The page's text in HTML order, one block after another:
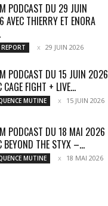
PODCAST DU 29 JUIN
AVEC THIERRY ET ENORA
REPORT 29 JUIN 2026
PODCAST DU 15 JUIN 2026
CAGE FIGHT + LIVE...
MUTINE 15 JUIN 2026
PODCAST DU 18 MAI 2026
BEYOND THE STYX –...
MUTINE 18 MAI 2026